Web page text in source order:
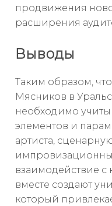
продвижения
расширения
Выводы
Таким образом,
Мясников в
необходимо
элементов и
артиста,
взаимодействие с
вместе создают
который